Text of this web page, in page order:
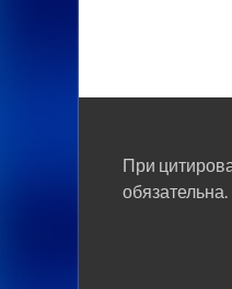
При
обязательна.